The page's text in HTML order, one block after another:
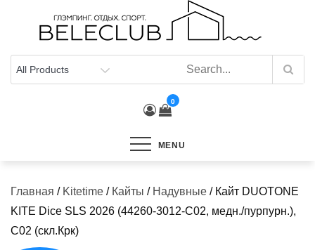
0
MENU
Главная / Kitetime / Кайты / Надувные / Кайт DUOTONE
KITE Dice SLS 2026 (44260-3012-C02, медн./пурпурн.),
C02 (скл.Крк)